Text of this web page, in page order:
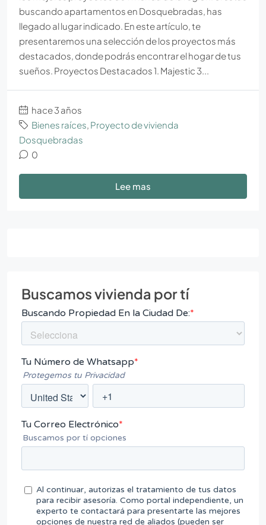
buscando apartamentos en Dosquebradas, has
llegado al lugar indicado. En este artículo, te
presentaremos una selección de los proyectos más
destacados, donde podrás encontrar el hogar de tus
sueños. Proyectos Destacados 1. Majestic 3...
hace 3 años
Bienes raíces, Proyecto de vivienda
Dosquebradas
0
Lee mas
Buscamos vivienda por tí